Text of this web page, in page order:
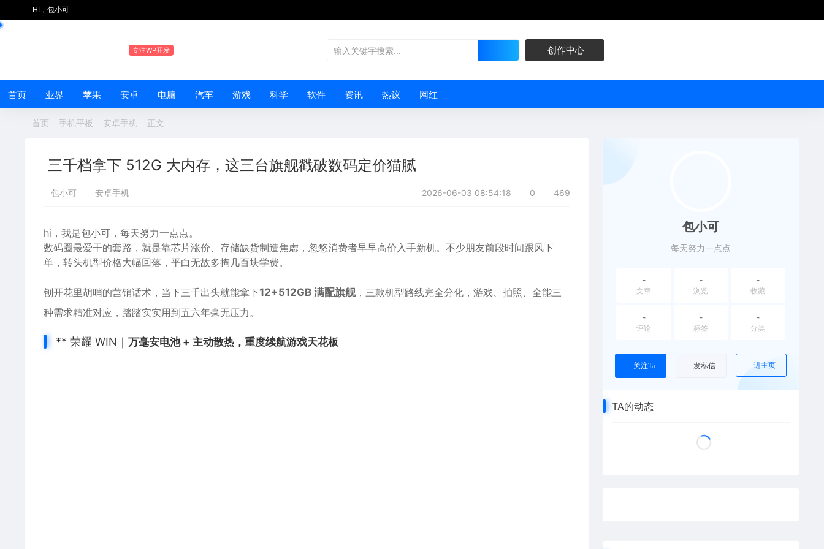
HI，包小可
专注WP开发 创作中心
首页 业界 苹果 安卓 电脑 汽车 游戏 科学 软件 资讯 热议 网红
首页 手机平板 安卓手机 正文
三千档拿下 512G 大内存，这三台旗舰戳破数码定价猫腻
包小可 安卓手机 2026-06-03 08:54:18 0 469
hi，我是包小可，每天努力一点点。
数码圈最爱干的套路，就是靠芯片涨价、存储缺货制造焦虑，忽悠消费者早早高价入手新机。不少朋友前段时间跟风下
单，转头机型价格大幅回落，平白无故多掏几百块学费。
刨开花里胡哨的营销话术，当下三千出头就能拿下12+512GB 满配旗舰，三款机型路线完全分化，游戏、拍照、全能三
种需求精准对应，踏踏实实用到五六年毫无压力。
** 荣耀 WIN｜ 万毫安电池 + 主动散热，重度续航游戏天花板
包小可
每天努力一点点
-
文章
-
浏览
-
收藏
-
评论
-
标签
-
分类
关注Ta 发私信 进主页
TA的动态